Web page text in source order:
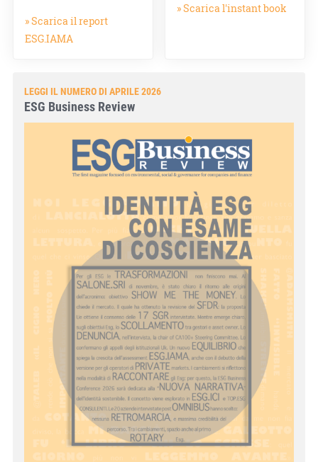
» Scarica il report
ESG.IAMA
» Scarica l'instant book
LEGGI IL NUMERO DI APRILE 2026
ESG Business Review